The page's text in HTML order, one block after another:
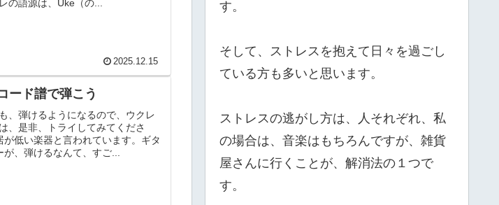
の語源は、Uke（の...
2025.12.15
ード譜で弾こう
、弾けるようになるので、ウクレ
、是非、トライしてみてくださ
低い楽器と言われています。ギタ
、弾けるなんて、すご...
す。
そして、ストレスを抱えて日々を過ごし
ている方も多いと思います。
ストレスの逃がし方は、人それぞれ、私
の場合は、音楽はもちろんですが、雑貨
屋さんに行くことが、解消法の１つで
す。